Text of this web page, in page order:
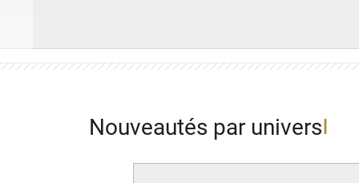
Nouveautés par univers